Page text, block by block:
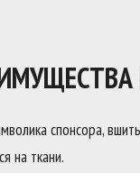
спонсора,
на ткани.